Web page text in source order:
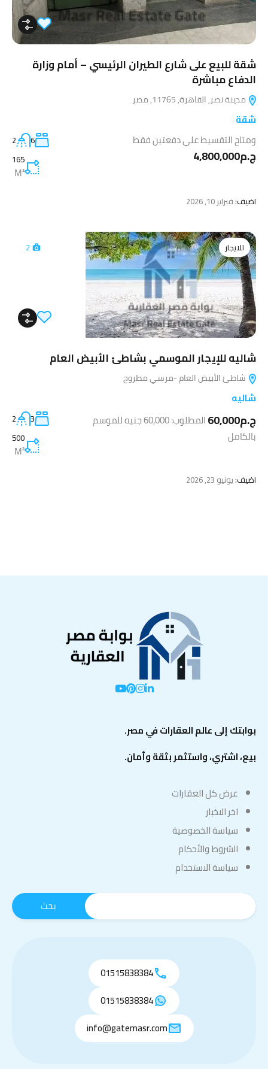
شقة للبيع على شارع الطيران الرئيسي – أمام وزارة
الدفاع مباشرة
مدينة نصر, القاهرة, 11765, مصر
شقة
ومتاح التقسيط علي دفعتين فقط
ج.م4,800,000
6
2
165
M²
اضيف:فبراير 10, 2026
للايجار 2
شاليه للإيجار الموسمي بشاطئ الأبيض العام
شاطئ الأبيض العام -مرسي مطروح
شاليه
ج.م60,000
المطلوب: 60,000 جنيه للموسم
بالكامل
3
2
500
M²
اضيف:يونيو 23, 2026
بوابتك إلى عالم العقارات في مصر.
بيع، اشتري، واستثمر بثقة وأمان.
عرض كل العقارات
اخر الاخبار
سياسة الخصوصية
الشروط والأحكام
سياسة الاستخدام
01515838384
01515838384
info@gatemasr.com